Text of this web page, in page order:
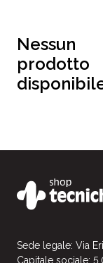
Nessun
prodotto
Sede legale: Via
Capitale sociale: